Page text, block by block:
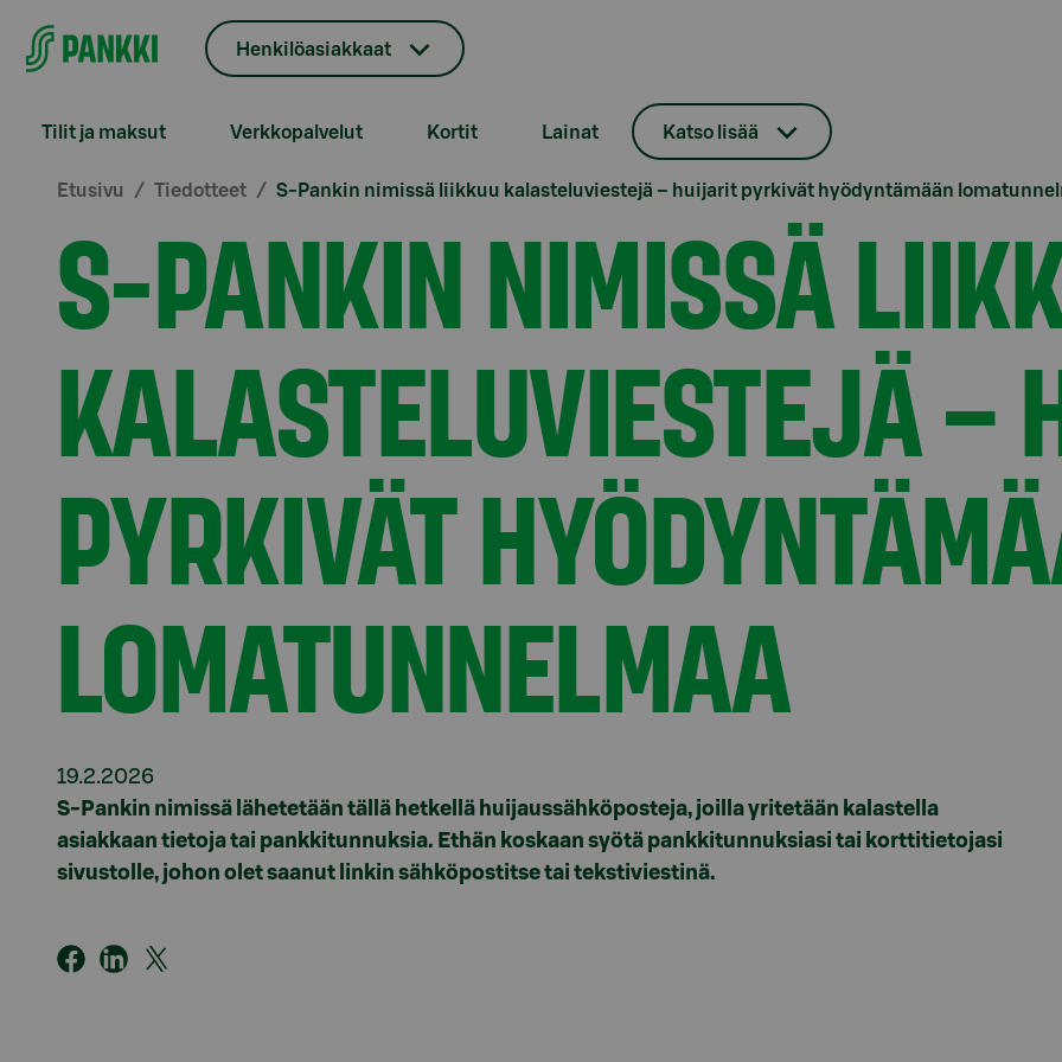
Henkilöasiakkaat
Tilit ja maksut Verkkopalvelut Kortit Lainat Katso lisää
Etusivu Tiedotteet S-Pankin nimissä liikkuu kalasteluviestejä – huijarit pyrkivät hyödyntämään
S-PANKIN NIMISSÄ
KALASTELUVIESTEJÄ –
PYRKIVÄT
LOMATUNNELMAA
19.2.2026
S-Pankin nimissä lähetetään tällä hetkellä huijaussähköposteja, joilla yritetään kalastella
asiakkaan tietoja tai pankkitunnuksia. Ethän koskaan syötä pankkitunnuksiasi tai korttitietojasi
sivustolle, johon olet saanut linkin sähköpostitse tai tekstiviestinä.